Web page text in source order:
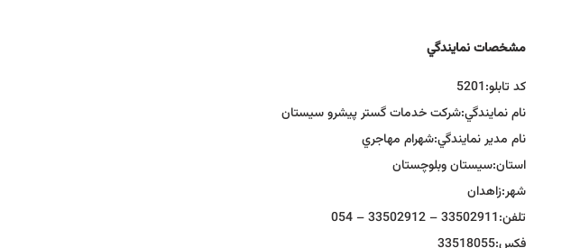
مشخصات نمايندگي
كد تابلو:5201
نام نمايندگي:شركت خدمات گستر پيشرو سيستان
نام مدير نمايندگي:شهرام مهاجري
استان:سيستان وبلوچستان
شهر:زاهدان
تلفن:33502911 – 33502912 – 054